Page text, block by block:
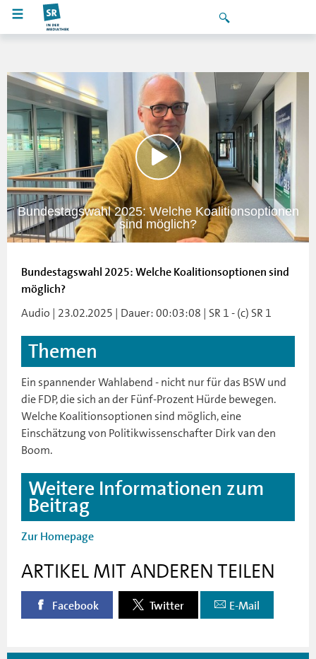
Bundestagswahl 2025: Welche Koalitionsoptionen
sind möglich?
Bundestagswahl 2025: Welche Koalitionsoptionen sind
möglich?
Audio | 23.02.2025 | Dauer: 00:03:08 | SR 1 - (c) SR 1
Themen
Ein spannender Wahlabend - nicht nur für das BSW und
die FDP, die sich an der Fünf-Prozent Hürde bewegen.
Welche Koalitionsoptionen sind möglich, eine
Einschätzung von Politikwissenschafter Dirk van den
Boom.
Weitere Informationen zum
Beitrag
Zur Homepage
ARTIKEL MIT ANDEREN TEILEN
Facebook Twitter E-Mail